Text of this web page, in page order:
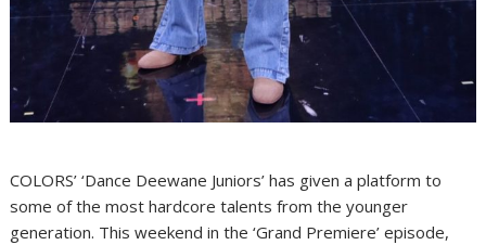
COLORS’ ‘Dance Deewane Juniors’ has given a platform to
some of the most hardcore talents from the younger
generation. This weekend in the ‘Grand Premiere’ episode,